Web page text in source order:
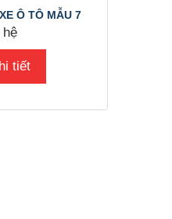
Ô TÔ MẪU 7
hệ
tiết